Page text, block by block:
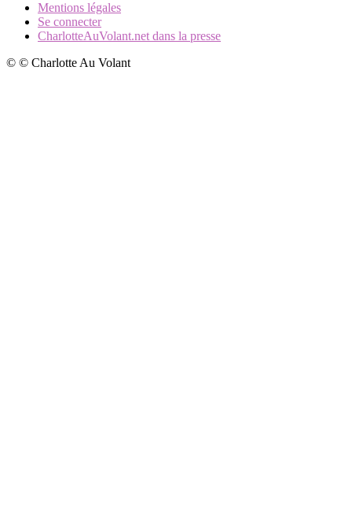
Mentions légales
Se connecter
CharlotteAuVolant.net dans la presse
© © Charlotte Au Volant